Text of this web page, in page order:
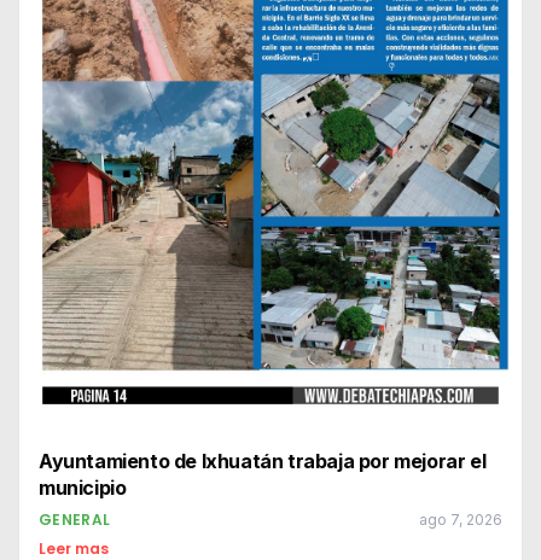
Ayuntamiento de Ixhuatán trabaja por mejorar el
municipio
GENERAL ago 7, 2026
Leer mas